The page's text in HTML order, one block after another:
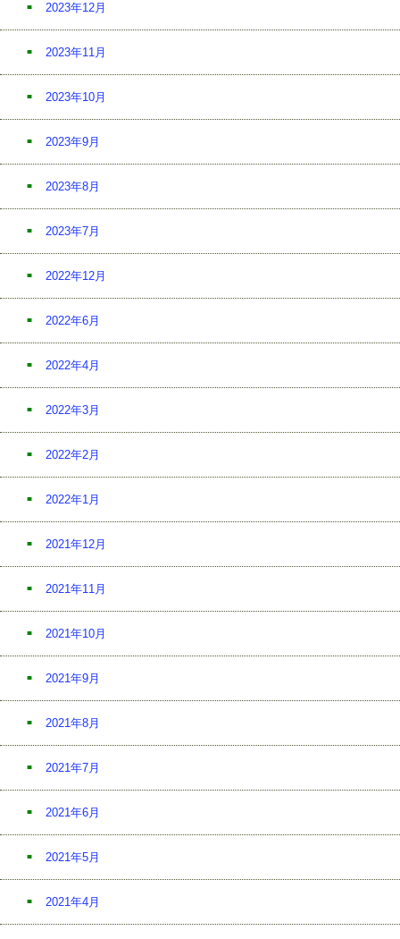
2023年12月
2023年11月
2023年10月
2023年9月
2023年8月
2023年7月
2022年12月
2022年6月
2022年4月
2022年3月
2022年2月
2022年1月
2021年12月
2021年11月
2021年10月
2021年9月
2021年8月
2021年7月
2021年6月
2021年5月
2021年4月